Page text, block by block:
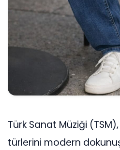
Türk Sanat Müziği
türlerini modern